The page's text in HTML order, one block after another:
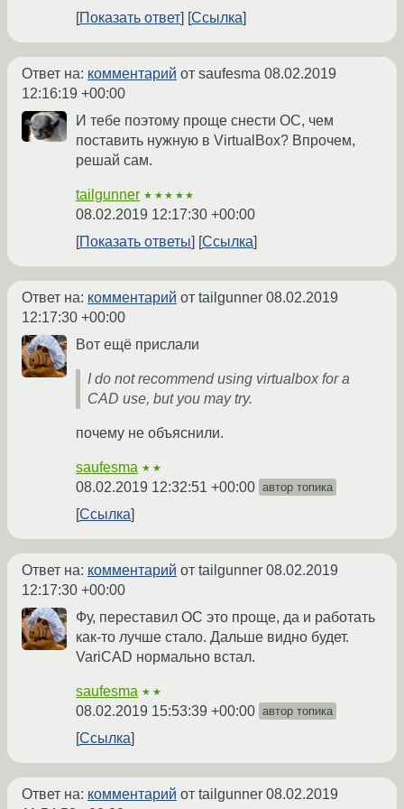
Показать ответ Ссылка
Ответ на: комментарий от saufesma 08.02.2019
12:16:19 +00:00
И тебе поэтому проще снести ОС, чем
поставить нужную в VirtualBox? Впрочем,
решай сам.
tailgunner ★★★★★
08.02.2019 12:17:30 +00:00
Показать ответы
Ссылка
Ответ на: комментарий от tailgunner 08.02.2019
12:17:30 +00:00
Вот ещё прислали
I do not recommend using virtualbox for a
CAD use, but you may try.
почему не объяснили.
saufesma ★★
08.02.2019 12:32:51 +00:00 автор топика
Ссылка
Ответ на: комментарий от tailgunner 08.02.2019
12:17:30 +00:00
Фу, переставил ОС это проще, да и работать
как-то лучше стало. Дальше видно будет.
VariCAD нормально встал.
saufesma ★★
08.02.2019 15:53:39 +00:00 автор топика
Ссылка
Ответ на: комментарий от tailgunner 08.02.2019